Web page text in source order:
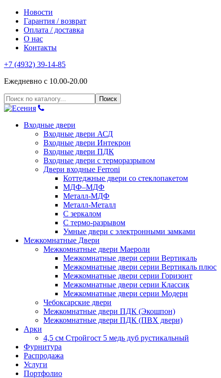
Новости
Гарантия / возврат
Оплата / доставка
О нас
Контакты
+7 (4932) 39-14-85
Ежедневно с 10.00-20.00
Входные двери
Входные двери АСД
Входные двери Интекрон
Входные двери ПДК
Входные двери с терморазрывом
Двери входные Ferroni
Коттеджные двери со стеклопакетом
МДФ–МДФ
Металл-МДФ
Металл-Металл
С зеркалом
С термо-разрывом
Умные двери с электронными замками
Межкомнатные Двери
Межкомнатные двери Маероли
Межкомнатные двери серии Вертикаль
Межкомнатные двери серии Вертикаль плюс
Межкомнатные двери серии Горизонт
Межкомнатные двери серии Классик
Межкомнатные двери серии Модерн
Чебоксарские двери
Межкомнатные двери ПДК (Экошпон)
Межкомнатные двери ПДК (ПВХ двери)
Арки
4,5 см Стройгост 5 медь дуб рустикальный
Фурнитура
Распродажа
Услуги
Портфолио